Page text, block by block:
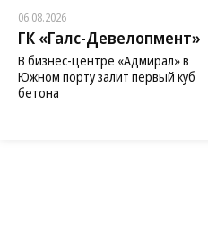
06.08.2026
ГК «Галс-Девелопмент»
В бизнес-центре «Адмирал» в
Южном порту залит первый куб
бетона